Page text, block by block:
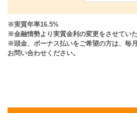
※実質年率16.5%
※金融情勢より実質金利の変更をさせてい
※頭金、ボーナス払いをご希望の方は、毎
お問い合わせください。